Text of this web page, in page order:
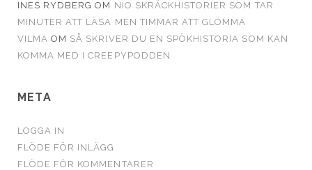
INES RYDBERG OM NIO SKRÄCKHISTORIER SOM TAR
MINUTER ATT LÄSA MEN TIMMAR ATT GLÖMMA
VILMA OM SÅ SKRIVER DU EN SPÖKHISTORIA SOM KAN
KOMMA MED I CREEPYPODDEN
META
LOGGA IN
FLÖDE FÖR INLÄGG
FLÖDE FÖR KOMMENTARER